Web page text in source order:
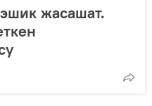
жасашат.